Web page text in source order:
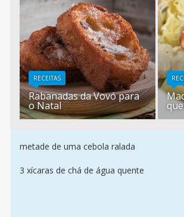
RECEITAS
Rabanadas da Vovó para
o Natal
metade de uma cebola ralada
3 xícaras de chá de água quente